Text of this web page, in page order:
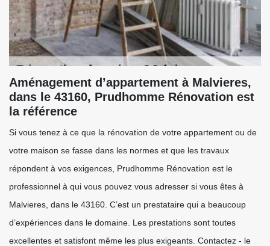
Aménagement d’appartement à Malvieres,
dans le 43160, Prudhomme Rénovation est
la référence
Si vous tenez à ce que la rénovation de votre appartement ou de
votre maison se fasse dans les normes et que les travaux
répondent à vos exigences, Prudhomme Rénovation est le
professionnel à qui vous pouvez vous adresser si vous êtes à
Malvieres, dans le 43160. C’est un prestataire qui a beaucoup
d’expériences dans le domaine. Les prestations sont toutes
excellentes et satisfont même les plus exigeants. Contactez - le